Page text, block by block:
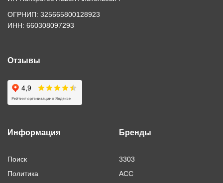
ОГРНИП: 325665800128923
ИНН: 660308097293
Отзывы
Информация
Поиск
Политика
Бренды
3303
ACC